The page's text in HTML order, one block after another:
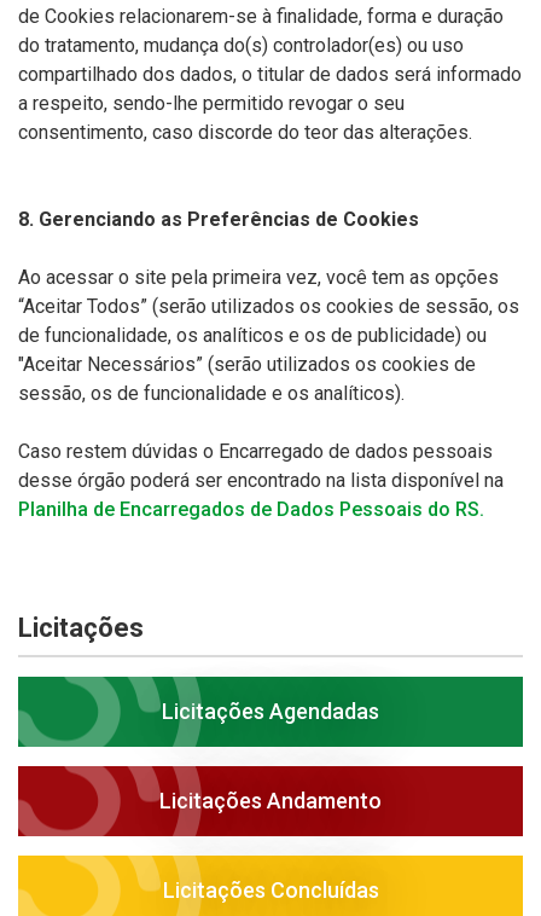
de Cookies relacionarem-se à finalidade, forma e duração
do tratamento, mudança do(s) controlador(es) ou uso
compartilhado dos dados, o titular de dados será informado
a respeito, sendo-lhe permitido revogar o seu
consentimento, caso discorde do teor das alterações.
8. Gerenciando as Preferências de Cookies
Ao acessar o site pela primeira vez, você tem as opções
“Aceitar Todos” (serão utilizados os cookies de sessão, os
de funcionalidade, os analíticos e os de publicidade) ou
"Aceitar Necessários” (serão utilizados os cookies de
sessão, os de funcionalidade e os analíticos).
Caso restem dúvidas o Encarregado de dados pessoais
desse órgão poderá ser encontrado na lista disponível na
Planilha de Encarregados de Dados Pessoais do RS.
Licitações
Licitações Agendadas
Licitações Andamento
Licitações Concluídas